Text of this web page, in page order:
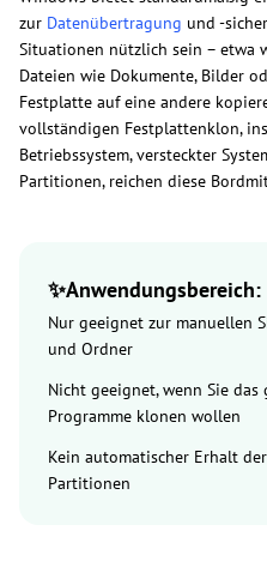
zur Datenübertragung und -
Situationen nützlich sein – etwa
Dateien wie Dokumente, Bilder
Festplatte auf eine andere
vollständigen Festplattenklon,
Betriebssystem, versteckter
Partitionen, reichen diese
✨Anwendungsbereich:
Nur geeignet zur manuellen
und Ordner
Nicht geeignet, wenn Sie das
Programme klonen wollen
Kein automatischer Erhalt
Partitionen